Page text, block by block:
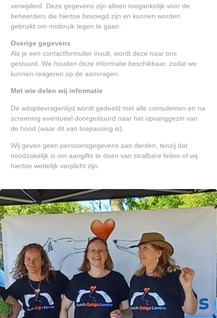
verwijderd. Deze gegevens zijn alleen toegankelijk voor de
beheerders die hiertoe bevoegd zijn en kunnen worden
gebruikt om misbruik tegen te gaan.
Overige gegevens
Als je een contactformulier invult, wordt deze naar ons
gestuurd. We houden deze informatie beschikbaar, zodat we
kunnen reageren op de aanvragen.
Met wie delen wij informatie
De adoptievragenlijst wordt gedeeld met alle consulenten en na
screening eventueel doorgestuurd naar het opvanggezin van
de hond (waar dit van toepassing is).
Wij geven geen persoonsgegevens aan derden, tenzij dat
noodzakelijk is om aangifte te doen van strafbare feiten of wij
hiertoe wettelijk verplicht zijn.